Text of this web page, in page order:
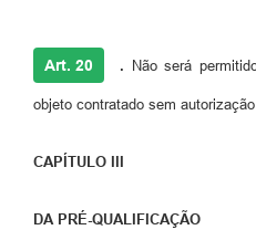
Art. 20 . Não será
objeto contratado sem
CAPÍTULO III
DA PRÉ-QUALIFICAÇÃO